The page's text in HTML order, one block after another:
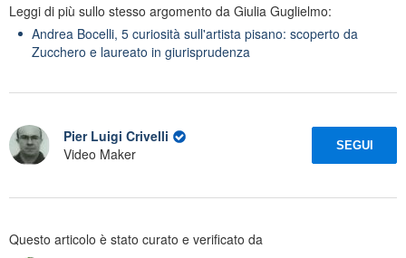
Leggi di più sullo stesso argomento da Giulia Guglielmo:
Andrea Bocelli, 5 curiosità sull'artista pisano: scoperto da
Zucchero e laureato in giurisprudenza
Pier Luigi Crivelli
Video Maker
SEGUI
Questo articolo è stato curato e verificato da